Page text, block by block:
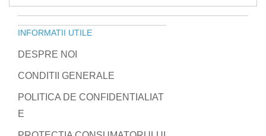
INFORMATII UTILE
DESPRE NOI
CONDITII GENERALE
POLITICA DE CONFIDENTIALIAT
E